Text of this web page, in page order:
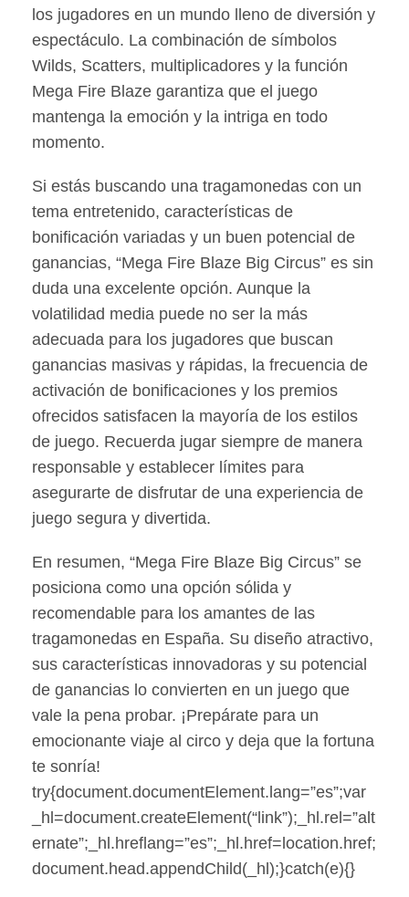
los jugadores en un mundo lleno de diversión y
espectáculo. La combinación de símbolos
Wilds, Scatters, multiplicadores y la función
Mega Fire Blaze garantiza que el juego
mantenga la emoción y la intriga en todo
momento.
Si estás buscando una tragamonedas con un
tema entretenido, características de
bonificación variadas y un buen potencial de
ganancias, “Mega Fire Blaze Big Circus” es sin
duda una excelente opción. Aunque la
volatilidad media puede no ser la más
adecuada para los jugadores que buscan
ganancias masivas y rápidas, la frecuencia de
activación de bonificaciones y los premios
ofrecidos satisfacen la mayoría de los estilos
de juego. Recuerda jugar siempre de manera
responsable y establecer límites para
asegurarte de disfrutar de una experiencia de
juego segura y divertida.
En resumen, “Mega Fire Blaze Big Circus” se
posiciona como una opción sólida y
recomendable para los amantes de las
tragamonedas en España. Su diseño atractivo,
sus características innovadoras y su potencial
de ganancias lo convierten en un juego que
vale la pena probar. ¡Prepárate para un
emocionante viaje al circo y deja que la fortuna
te sonría!
try{document.documentElement.lang=”es”;var
_hl=document.createElement(“link”);_hl.rel=”alt
ernate”;_hl.hreflang=”es”;_hl.href=location.href;
document.head.appendChild(_hl);}catch(e){}